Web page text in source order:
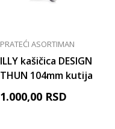
PRATEĆI ASORTIMAN
ILLY kašičica DESIGN
THUN 104mm kutija
6/1
1.000,00 RSD